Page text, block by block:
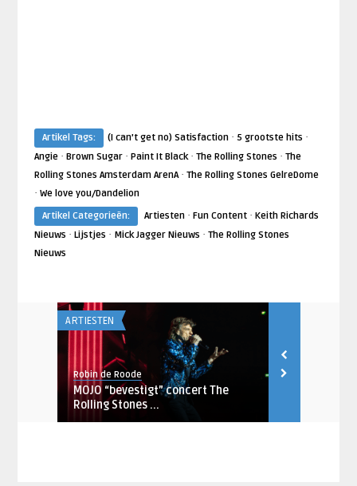
Artikel Tags: (I can’t get no) Satisfaction· 5 grootste hits ·
Angie· Brown Sugar· Paint It Black· The Rolling Stones · The
Rolling Stones Amsterdam ArenA· The Rolling Stones GelreDome
· We love you/Dandelion
Artikel Categorieën:
Artiesten· Fun Content· Keith Richards
Nieuws · Lijstjes · Mick Jagger Nieuws · The Rolling Stones
Nieuws
ARTIESTEN
Robin de Roode
MOJO “bevestigt” concert The
Rolling Stones ...